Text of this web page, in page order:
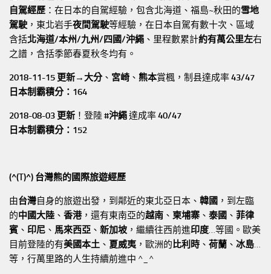
自駕經歷 ：在日本的自駕經驗，包含北海道、福島~秋田的雪地
駕駛 ，東北岩手夜間駕駛等經驗，在日本自駕有數十次、區域
含括北海道/本州/九州/四國/沖繩 、里程數累計約有萬公里左右
之譜，含括季節春夏秋冬均有。
2018-11-15 更新→ 大分、 宮崎 、 熊本賞楓，制县達成率43/47
日本制霸積分：164
2018-08-03 更新 ！登陸#沖繩達成率40/47
日本制霸積分：152
(^(T)^) 台灣熊的國際旅遊經歷
由台灣自身的旅遊出發，到鄰近的東北亞日本、 韓國 ，到左臨
的中國大陸 、 香港，還有東南亞的越南 、 柬埔寨 、 泰國 、 菲律
賓 、 印尼 、 馬來西亞 、 新加坡 ，繼續往西前進印度…等國。歐美
目前登陸的有美國本土 、 夏威夷 ，歐洲的比利時 、 荷蘭 、 冰島…
等，行萬里路的人生持續前進中 ^_^